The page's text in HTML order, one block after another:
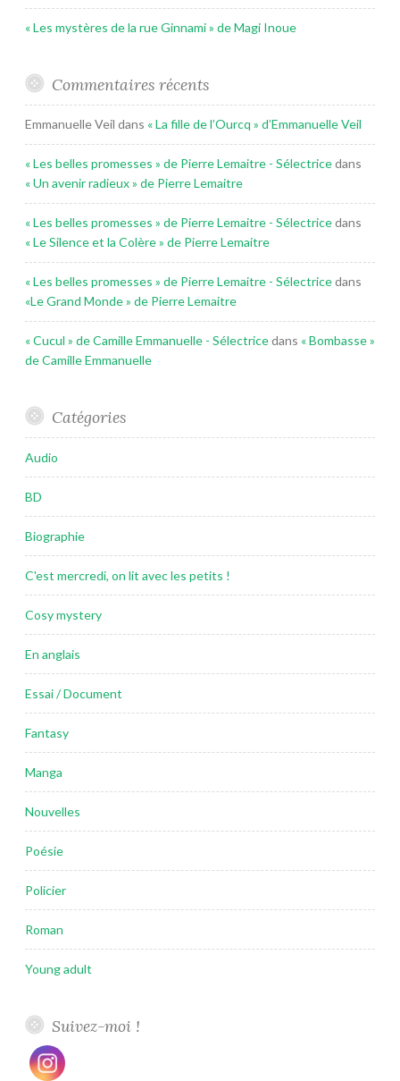
« Les mystères de la rue Ginnami » de Magi Inoue
Commentaires récents
Emmanuelle Veil dans « La fille de l’Ourcq » d’Emmanuelle Veil
« Les belles promesses » de Pierre Lemaitre - Sélectricedans
« Un avenir radieux » de Pierre Lemaitre
« Les belles promesses » de Pierre Lemaitre - Sélectricedans
« Le Silence et la Colère » de Pierre Lemaitre
« Les belles promesses » de Pierre Lemaitre - Sélectricedans
«Le Grand Monde » de Pierre Lemaitre
« Cucul » de Camille Emmanuelle - Sélectricedans « Bombasse »
de Camille Emmanuelle
Catégories
Audio
BD
Biographie
C'est mercredi, on lit avec les petits !
Cosy mystery
En anglais
Essai / Document
Fantasy
Manga
Nouvelles
Poésie
Policier
Roman
Young adult
Suivez-moi !